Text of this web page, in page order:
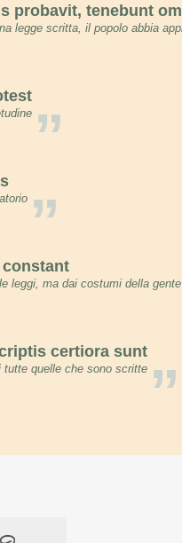
probavit, tenebunt
legge scritta, il popolo abbia
”
”
leggi, ma dai costumi della gente
certiora sunt
”
quelle che sono scritte